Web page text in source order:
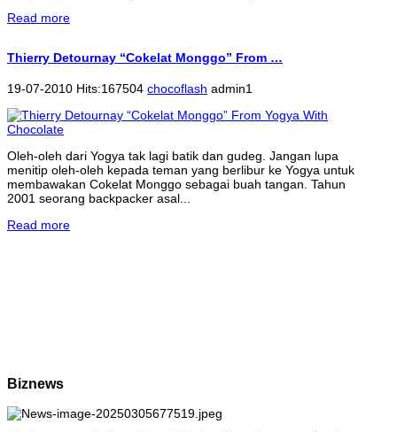
Read more
Thierry Detournay “Cokelat Monggo” From …
19-07-2010 Hits:167504 chocoflash admin1
Oleh-oleh dari Yogya tak lagi batik dan gudeg. Jangan lupa
menitip oleh-oleh kepada teman yang berlibur ke Yogya untuk
membawakan Cokelat Monggo sebagai buah tangan. Tahun
2001 seorang backpacker asal...
Read more
Biznews